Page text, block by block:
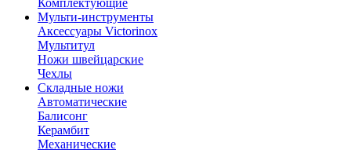
Комплектующие
Мульти-инструменты
Аксессуары Victorinox
Мультитул
Ножи швейцарские
Чехлы
Складные ножи
Автоматические
Балисонг
Керамбит
Механические